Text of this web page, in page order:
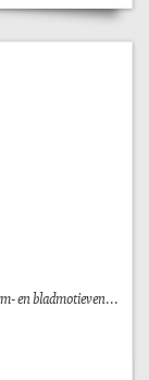
en bladmotieven...